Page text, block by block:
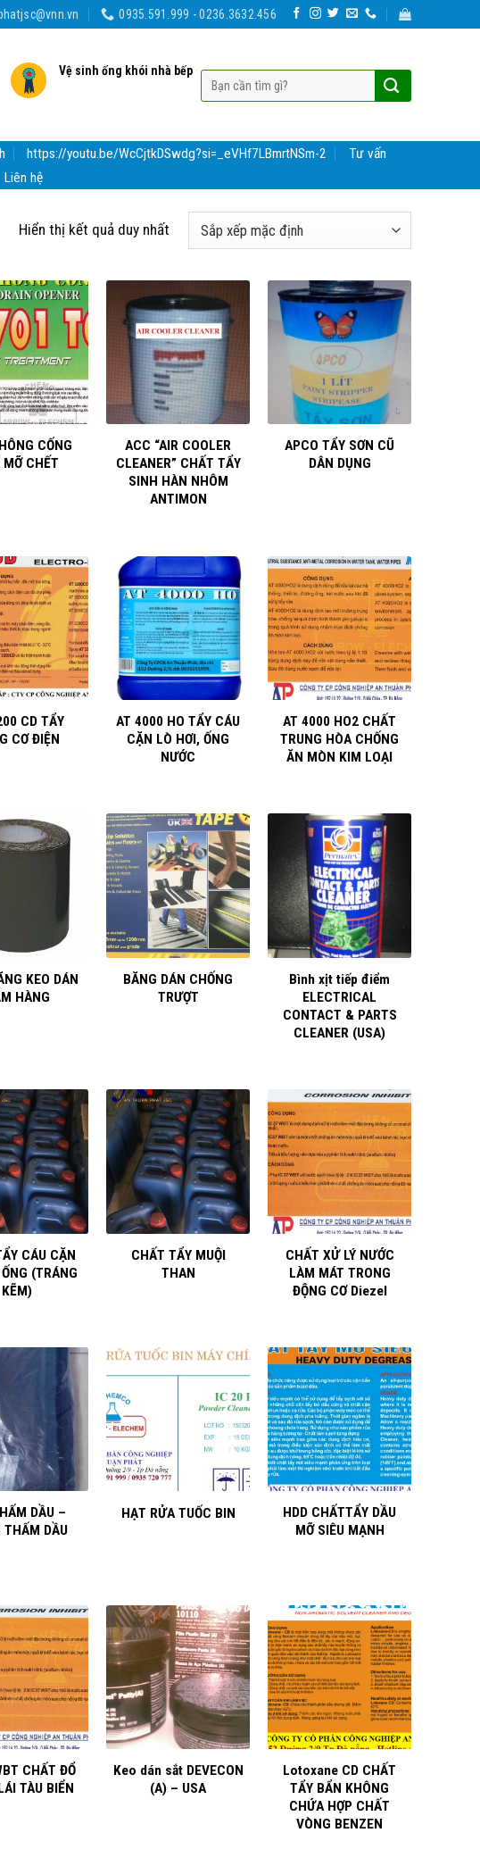
0935.591.999 - 0236.3632.456
Vệ sinh ống khói nhà bếp
https://youtu.be/WcCjtkDSwdg?si=_eVHf7LBmrtNSm-2
Tư vấn
Liên hệ
Hiển thị kết quả duy nhất
CỐNG
MỠ CHẾT
+
ACC “AIR COOLER
CLEANER” CHẤT TẨY
SINH HÀN NHÔM
ANTIMON
+
APCO TẨY SƠN CŨ
DÂN DỤNG
CD TẨY
CƠ ĐIỆN
+
AT 4000 HO TẨY CÁU
CẶN LÒ HƠI, ỐNG
NƯỚC
+
AT 4000 HO2 CHẤT
TRUNG HÒA CHỐNG
ĂN MÒN KIM LOẠI
KEO DÁN
HÀNG
+
BĂNG DÁN CHỐNG
TRƯỢT
+
Bình xịt tiếp điểm
ELECTRICAL
CONTACT & PARTS
CLEANER (USA)
CÁU CẶN
(TRÁNG
KẼM)
+
CHẤT TẨY MUỘI
THAN
+
CHẤT XỬ LÝ NƯỚC
LÀM MÁT TRONG
ĐỘNG CƠ Diezel
DẦU –
THẤM DẦU
+
HẠT RỬA TUỐC BIN
+
HDD CHẤTTẨY DẦU
MỠ SIÊU MẠNH
CHẤT ĐỔ
TÀU BIỂN
+
Keo dán sắt DEVECON
(A) – USA
+
Lotoxane CD CHẤT
TẨY BẨN KHÔNG
CHỨA HỢP CHẤT
VÒNG BENZEN